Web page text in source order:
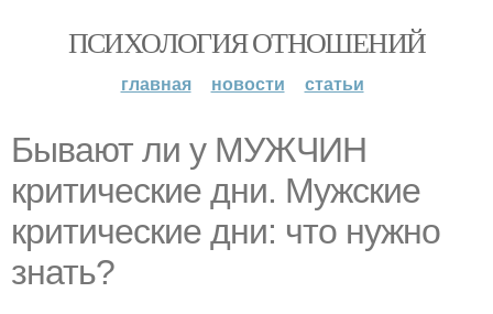
ПСИХОЛОГИЯ ОТНОШЕНИЙ
главная новости статьи
Бывают ли у МУЖЧИН
критические дни. Мужские
критические дни: что нужно
знать?